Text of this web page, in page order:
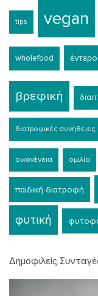
tips vegan
wholefood έντερο
βρεφική
διατροφικές συνήθειες
οικογένεια ομιλία
παιδική διατροφή
φυτική
Δημοφιλείς